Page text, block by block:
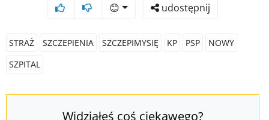
😊 udostępnij
STRAŻ SZCZEPIENIA SZCZEPIMYSIĘ KP PSP
NOWY
SZPITAL
Widziałeś coś ciekawego?